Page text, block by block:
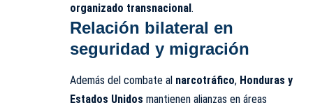
organizado transnacional .
Relación bilateral en
seguridad y migración
Además del combate al narcotráfico, Honduras y
Estados Unidos mantienen alianzas en áreas